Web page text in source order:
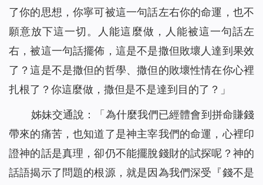
了你的思想，你寧可被這一句話左右你的命運，也不
願意放下這一切。人能這麼做，人能被這一句話左
右，被這一句話擺佈，這是不是撒但敗壞人達到果效
了？這是不是撒但的哲學、撒但的敗壞性情在你心裡
扎根了？你這麼做，撒但是不是達到目的了？ 」
姊妹交通說：「為什麼我們已經體會到拼命賺錢
帶來的痛苦，也知道了是神主宰我們的命運，心裡印
證神的話是真理，卻仍不能擺脫錢財的試探呢？神的
話語揭示了問題的根源，就是因為我們深受『錢不是